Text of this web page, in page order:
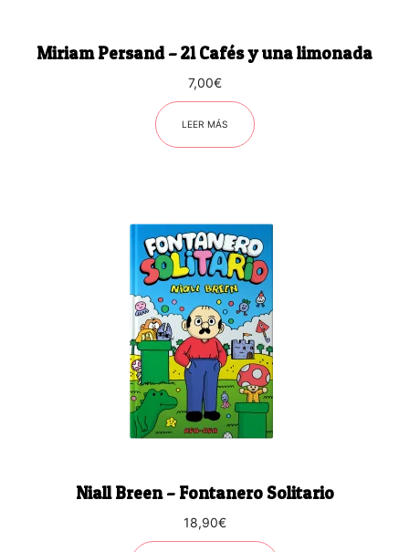
Miriam Persand – 21 Cafés y una limonada
7,00€
LEER MÁS
Niall Breen – Fontanero Solitario
18,90€